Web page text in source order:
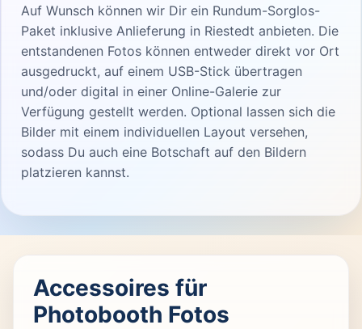
Auf Wunsch können wir Dir ein Rundum-Sorglos-
Paket inklusive Anlieferung in Riestedt anbieten. Die
entstandenen Fotos können entweder direkt vor Ort
ausgedruckt, auf einem USB-Stick übertragen
und/oder digital in einer Online-Galerie zur
Verfügung gestellt werden. Optional lassen sich die
Bilder mit einem individuellen Layout versehen,
sodass Du auch eine Botschaft auf den Bildern
platzieren kannst.
Accessoires für
Photobooth Fotos